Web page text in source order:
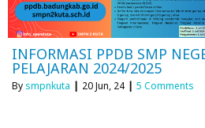
INFORMASI PPDB SMP
PELAJARAN 2024/2025
By smpnkuta | 20Jun, 24 | 5 Comments